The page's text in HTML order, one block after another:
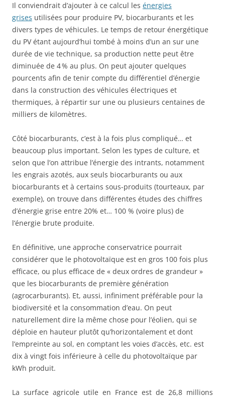
Il conviendrait d’ajouter à ce calcul les énergies
grises utilisées pour produire PV, biocarburants et les
divers types de véhicules. Le temps de retour énergétique
du PV étant aujourd’hui tombé à moins d’un an sur une
durée de vie technique, sa production nette peut être
diminuée de 4 % au plus. On peut ajouter quelques
pourcents afin de tenir compte du différentiel d’énergie
dans la construction des véhicules électriques et
thermiques, à répartir sur une ou plusieurs centaines de
milliers de kilomètres.
Côté biocarburants, c’est à la fois plus compliqué… et
beaucoup plus important. Selon les types de culture, et
selon que l’on attribue l’énergie des intrants, notamment
les engrais azotés, aux seuls biocarburants ou aux
biocarburants et à certains sous-produits (tourteaux, par
exemple), on trouve dans différentes études des chiffres
d’énergie grise entre 20% et… 100 % (voire plus) de
l’énergie brute produite.
En définitive, une approche conservatrice pourrait
considérer que le photovoltaïque est en gros 100 fois plus
efficace, ou plus efficace de « deux ordres de grandeur »
que les biocarburants de première génération
(agrocarburants). Et, aussi, infiniment préférable pour la
biodiversité et la consommation d’eau. On peut
naturellement dire la même chose pour l’éolien, qui se
déploie en hauteur plutôt qu’horizontalement et dont
l’empreinte au sol, en comptant les voies d’accès, etc. est
dix à vingt fois inférieure à celle du photovoltaïque par
kWh produit.
La surface agricole utile en France est de 26,8 millions